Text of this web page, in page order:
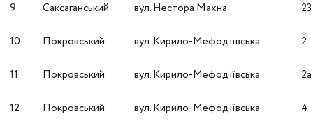
9 Саксаганський вул. Нестора Махна 23
10 Покровський вул. Кирило-Мефодіївська 2
11 Покровський вул. Кирило-Мефодіївська 2а
12 Покровський вул. Кирило-Мефодіївська 4